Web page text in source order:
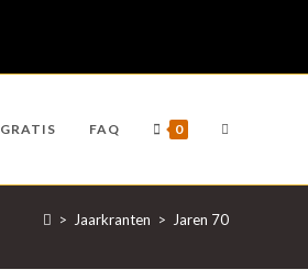
GRATIS FAQ 0 TOGGLE
> Jaarkranten > Jaren 70